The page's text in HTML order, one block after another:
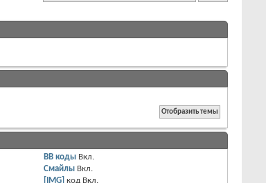
BB коды Вкл.
Смайлы Вкл.
[IMG] код Вкл.